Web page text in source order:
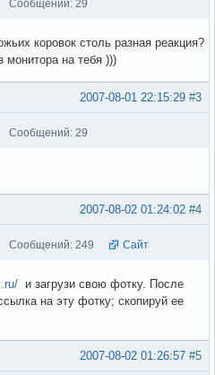
Сообщений: 29
коровок столь разная реакция?
монитора на тебя )))
#3
2007-08-01 22:15:29
Сообщений: 29
#4
2007-08-02 01:24:02
Сообщений: 249 Сайт
и загрузи свою фотку. После
на эту фотку; скопируй ее
#5
2007-08-02 01:26:57